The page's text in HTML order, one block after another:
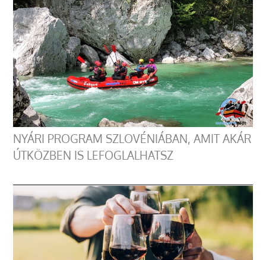
NYÁRI PROGRAM SZLOVÉNIÁBAN, AMIT AKÁR
ÚTKÖZBEN IS LEFOGLALHATSZ